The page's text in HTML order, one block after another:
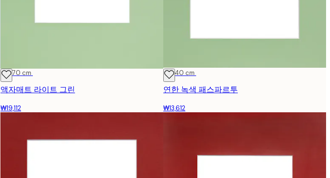
50x70 cm
액자매트 라이트 그린
₩19,112
30x40 cm
연한 녹색 패스파르투
₩13,612